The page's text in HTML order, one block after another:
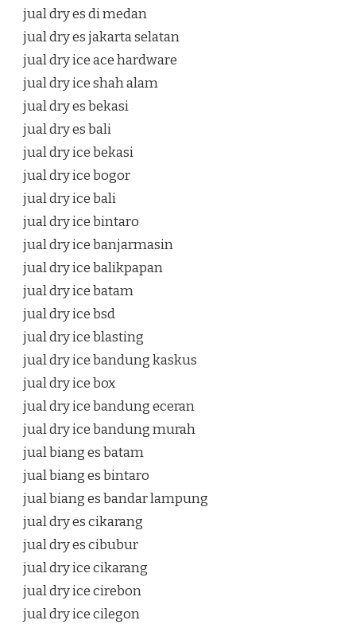
jual dry es di medan
jual dry es jakarta selatan
jual dry ice ace hardware
jual dry ice shah alam
jual dry es bekasi
jual dry es bali
jual dry ice bekasi
jual dry ice bogor
jual dry ice bali
jual dry ice bintaro
jual dry ice banjarmasin
jual dry ice balikpapan
jual dry ice batam
jual dry ice bsd
jual dry ice blasting
jual dry ice bandung kaskus
jual dry ice box
jual dry ice bandung eceran
jual dry ice bandung murah
jual biang es batam
jual biang es bintaro
jual biang es bandar lampung
jual dry es cikarang
jual dry es cibubur
jual dry ice cikarang
jual dry ice cirebon
jual dry ice cilegon